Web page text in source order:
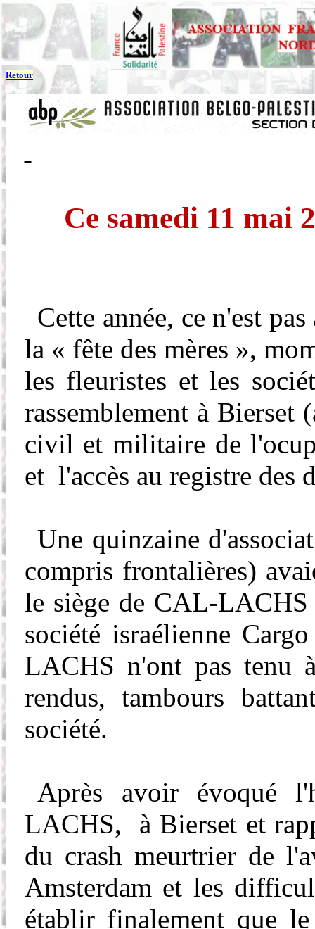
Retour
Ce samedi 11 mai
Cette année, ce n'est
la « fête des mères »,
les fleuristes et les
rassemblement à Bierset
civil et militaire de l'
et l'accès au registre des
Une quinzaine
compris frontalières)
le siège de CAL-
société israélienne
LACHS n'ont pas tenu
rendus, tambours
société.
Après avoir évoqué
LACHS, à Bierset et
du crash meurtrier de
Amsterdam et les
établir finalement que